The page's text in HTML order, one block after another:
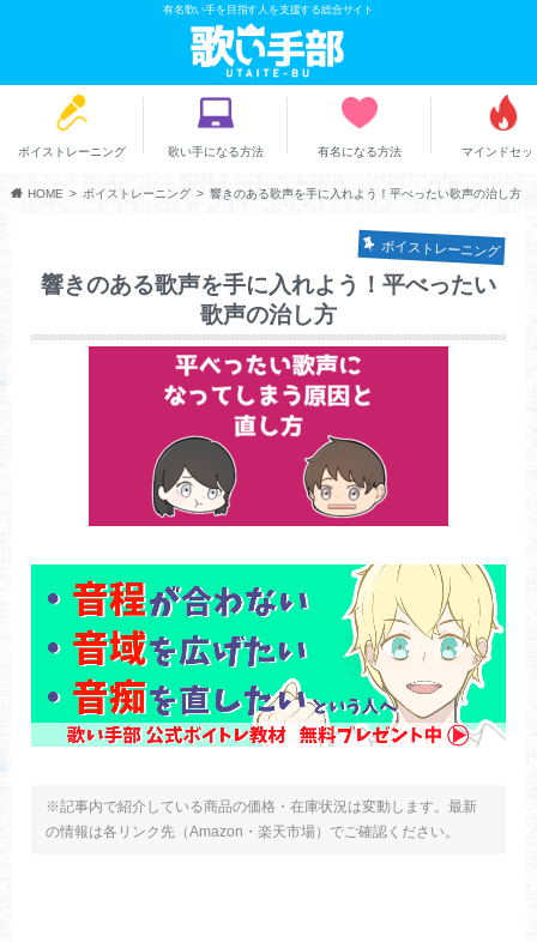
有名歌い手を目指す人を支援する総合サイト
ボイストレーニング 歌い手になる方法 有名になる方法 マインドセッ
HOME ボイストレーニング 響きのある歌声を手に入れよう！平べったい歌声の治し方
ボイストレーニング
響きのある歌声を手に入れよう！平べったい
歌声の治し方
※記事内で紹介している商品の価格・在庫状況は変動します。最新
の情報は各リンク先（Amazon・楽天市場）でご確認ください。